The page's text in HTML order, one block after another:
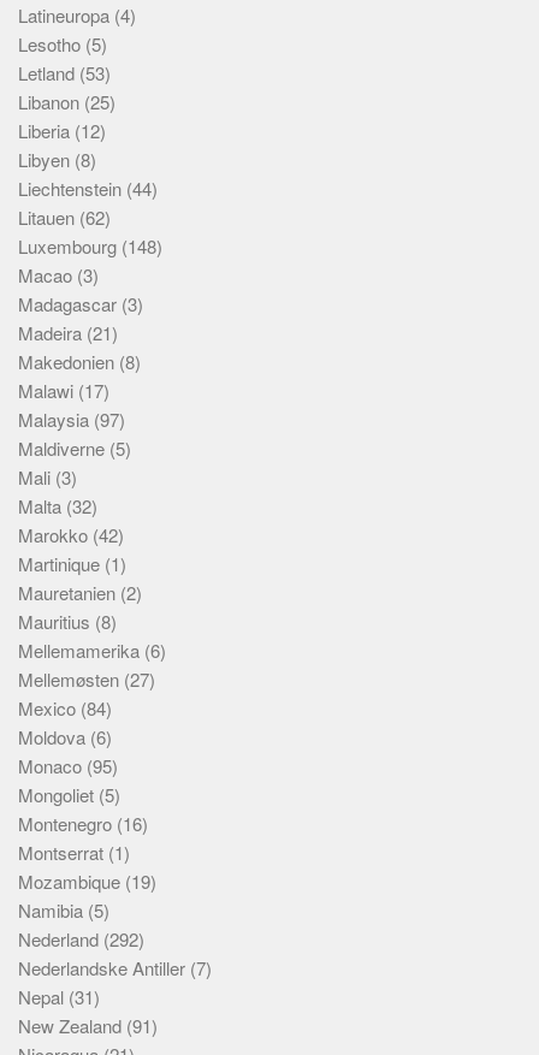
Latineuropa (4)
Lesotho (5)
Letland (53)
Libanon (25)
Liberia (12)
Libyen (8)
Liechtenstein (44)
Litauen (62)
Luxembourg (148)
Macao (3)
Madagascar (3)
Madeira (21)
Makedonien (8)
Malawi (17)
Malaysia (97)
Maldiverne (5)
Mali (3)
Malta (32)
Marokko (42)
Martinique (1)
Mauretanien (2)
Mauritius (8)
Mellemamerika (6)
Mellemøsten (27)
Mexico (84)
Moldova (6)
Monaco (95)
Mongoliet (5)
Montenegro (16)
Montserrat (1)
Mozambique (19)
Namibia (5)
Nederland (292)
Nederlandske Antiller (7)
Nepal (31)
New Zealand (91)